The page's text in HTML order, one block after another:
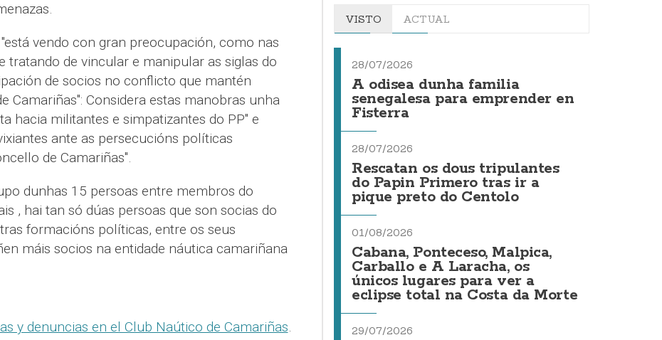
vendo con gran preocupación, como nas
tratando de vincular e manipular as siglas do
de socios no conflicto que mantén
Camariñas": Considera estas manobras unha
hacia militantes e simpatizantes do PP" e
ante as persecucións políticas
de Camariñas".
dunhas 15 persoas entre membros do
, hai tan só dúas persoas que son socias do
formacións políticas, entre os seus
máis socios na entidade náutica camariñana
y denuncias en el Club Naútico de Camariñas.
VISTO ACTUAL
28/07/2026
A odisea dunha familia
senegalesa para emprender en
Fisterra
28/07/2026
Rescatan os dous tripulantes
do Papin Primero tras ir a
pique preto do Centolo
01/08/2026
Cabana, Ponteceso, Malpica,
Carballo e A Laracha, os
únicos lugares para ver a
eclipse total na Costa da Morte
29/07/2026